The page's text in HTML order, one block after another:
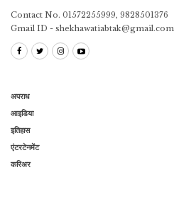
Contact No. 01572255999, 9828501376
Gmail ID - shekhawatiabtak@gmail.com
अपराध
आइडिया
इतिहास
एंटरटेनमेंट
करिअर